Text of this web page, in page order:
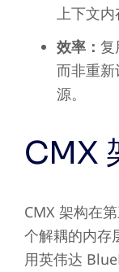
上下文内
效率： 复
而非重
源。
CMX
CMX 架构在
个解耦的内存
用英伟达